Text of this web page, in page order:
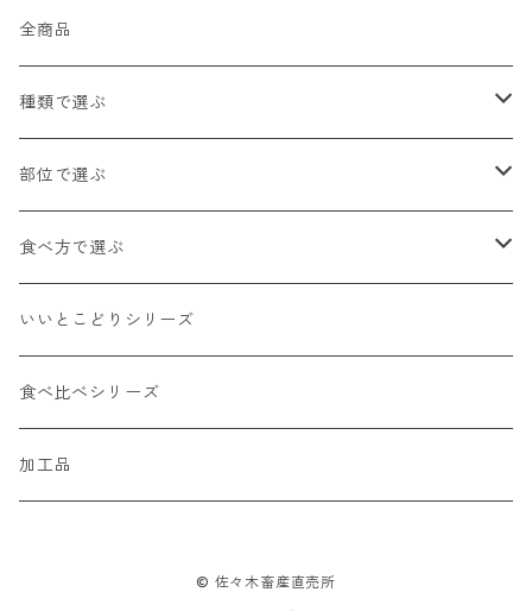
全商品
種類で選ぶ
国産牛（乳用種）
四季彩牛（国産交雑種）
内臓（国産牛）
その他
部位で選ぶ
ロース
肩ロース
カタ
バラ
食べ方で選ぶ
ステーキ
しゃぶしゃぶ
すき焼き
いいとこどりシリーズ
食べ比べシリーズ
加工品
© 佐々木畜産直売所